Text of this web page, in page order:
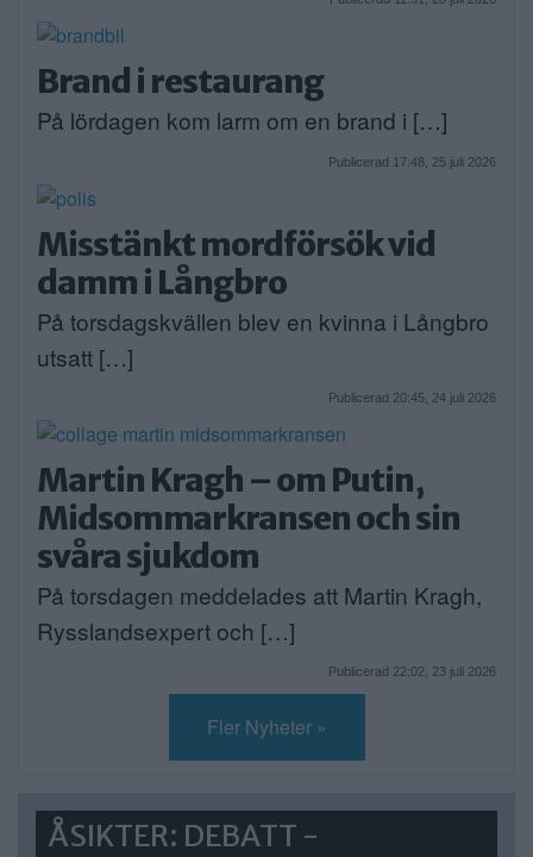
Brand i restaurang
På lördagen kom larm om en brand i […]
Publicerad 17:48, 25 juli 2026
Misstänkt mordförsök vid
damm i Långbro
På torsdagskvällen blev en kvinna i Långbro
utsatt […]
Publicerad 20:45, 24 juli 2026
Martin Kragh – om Putin,
Midsommarkransen och sin
svåra sjukdom
På torsdagen meddelades att Martin Kragh,
Rysslandsexpert och […]
Publicerad 22:02, 23 juli 2026
Fler Nyheter »
ÅSIKTER: DEBATT -